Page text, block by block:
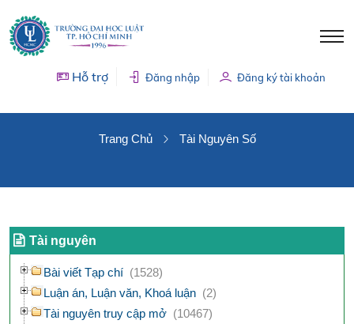
Hỗ trợ Đăng nhập Đăng ký tài khoản
Trang Chủ Tài Nguyên Số
Tài nguyên
Bài viết Tạp chí (1528)
Luận án, Luận văn, Khoá luận (2)
Tài nguyên truy cập mở (10467)